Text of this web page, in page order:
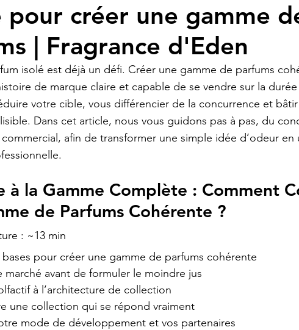
pour créer une gamme
| Fragrance d'Eden
isolé est déjà un défi. Créer une gamme de parfums
de marque claire et capable de se vendre sur la
votre cible, vous différencier de la concurrence et
Dans cet article, nous vous guidons pas à pas, du
afin de transformer une simple idée d’odeur en
à la Gamme Complète : Comment
de Parfums Cohérente ?
: ~13 min
bases pour créer une gamme de parfums cohérente
marché avant de formuler le moindre jus
à l’architecture de collection
une collection qui se répond vraiment
mode de développement et vos partenaires